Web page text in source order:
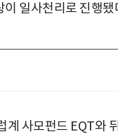
일사천리로 진행됐
사모펀드 EQT와